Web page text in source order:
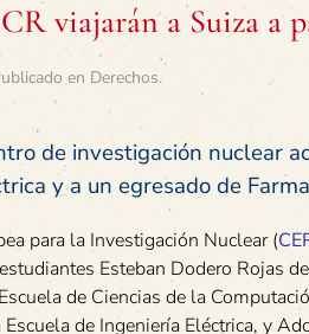
viajarán a Suiza a
en Derechos.
de investigación nuclear
y a un egresado de
para la Investigación Nuclear (
Esteban Dodero Rojas
de Ciencias de la
de Ingeniería Eléctrica, y